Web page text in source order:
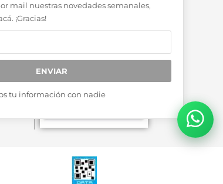
mail nuestras novedades semanales,
¡Gracias!
ENVIAR
tu información con nadie